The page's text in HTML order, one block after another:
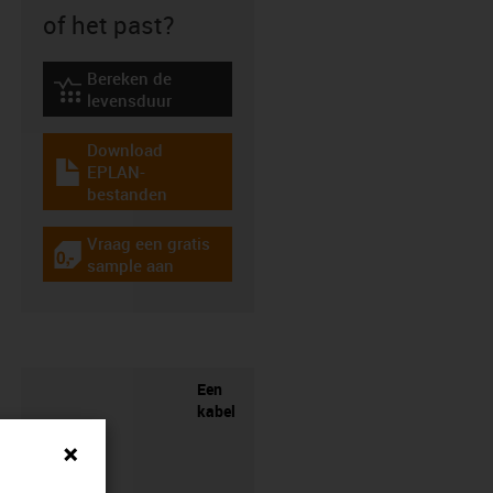
of het past?
igus-icon-lebensdauerrechner
Bereken de
levensduur
igus-icon-download-plan
Download
EPLAN-
bestanden
igus-icon-gratismuster
Vraag een gratis
sample aan
Een
kabel